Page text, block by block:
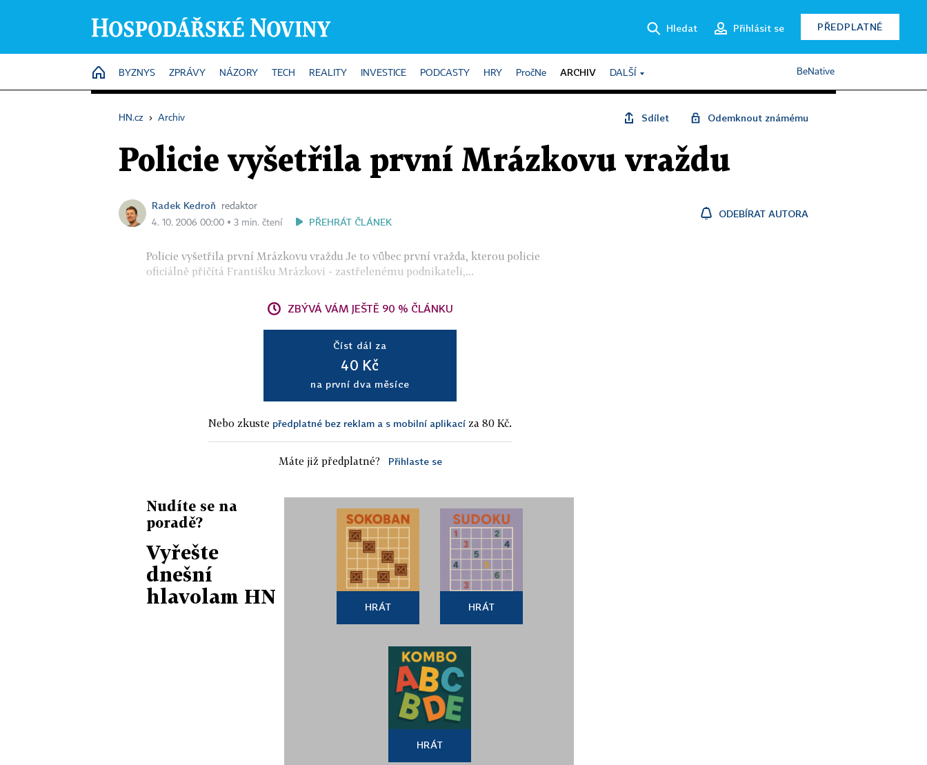
Hledat Přihlásit se PŘEDPLATNÉ
HOME
BYZNYS ZPRÁVY NÁZORY TECH REALITY INVESTICE PODCASTY HRY PročNe ARCHIV DALŠÍ BeNative
HN.cz › Archiv Sdílet Odemknout známému
Policie vyšetřila první Mrázkovu vraždu
Radek Kedroň
redaktor
4. 10. 2006 00:00 ▪ 3 min. čtení
PŘEHRÁT ČLÁNEK
ODEBÍRAT AUTORA
Policie vyšetřila první Mrázkovu vraždu Je to vůbec první vražda, kterou policie
oficiálně přičítá Františku Mrázkovi - zastřelenému podnikateli,...
ZBÝVÁ VÁM JEŠTĚ 90 % ČLÁNKU
Číst dál za
40 Kč
na první dva měsíce
Nebo zkuste předplatné bez reklam a s mobilní aplikací za 80 Kč.
Máte již předplatné? Přihlaste se
Nudíte se na
poradě?
Vyřešte
dnešní
hlavolam HN
HRÁT HRÁT
HRÁT